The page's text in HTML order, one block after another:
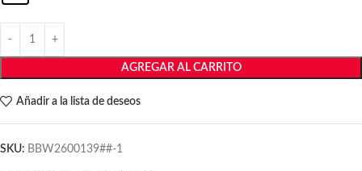
AGREGAR AL CARRITO
Añadir a la lista de deseos
SKU: BBW2600139##-1